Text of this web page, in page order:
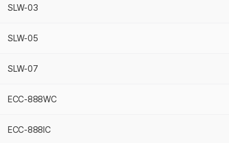
SLW-03
SLW-05
SLW-07
ECC-888WC
ECC-888IC